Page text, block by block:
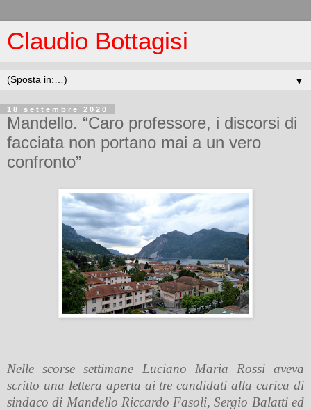
Claudio Bottagisi
▼
18 settembre 2020
Mandello. “Caro professore, i discorsi di
facciata non portano mai a un vero
confronto”
Nelle scorse settimane Luciano Maria Rossi aveva
scritto una lettera aperta ai tre candidati alla carica di
sindaco di Mandello Riccardo Fasoli, Sergio Balatti ed